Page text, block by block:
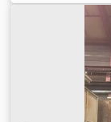
9,5t,
Aelzizmomvjck